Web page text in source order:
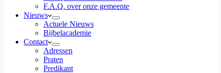
F.A.Q. over onze gemeente
Nieuws
Actuele Nieuws
Bijbelacademie
Contact
Adressen
Praten
Predikant